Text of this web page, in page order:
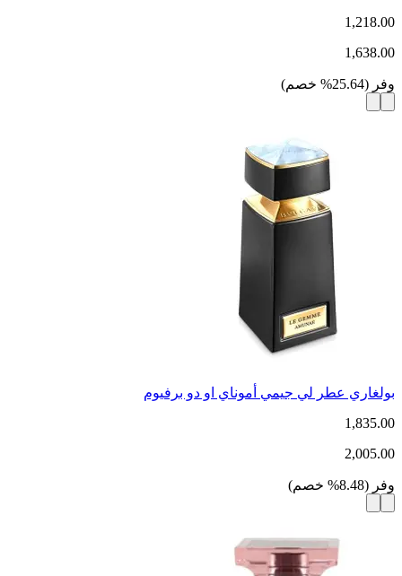
1,218.00
1,638.00
وفر (
25.64
% خصم)
بولغاري عطر لي جيمي أموناي او دو برفيوم
1,835.00
2,005.00
وفر (
8.48
% خصم)